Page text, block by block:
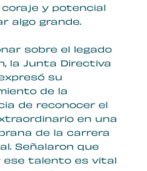
coraje y potencial
algo grande.
sobre el legado
la Junta Directiva
su
de la
de reconocer el
en una
de la carrera
Señalaron que
ese talento es vital